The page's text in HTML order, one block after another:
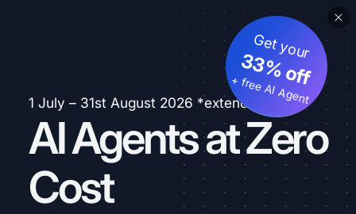
1 July – 31st August 2026 *extended
AI Agents at Zero
Cost
Get your
33% off
+ free AI Agent